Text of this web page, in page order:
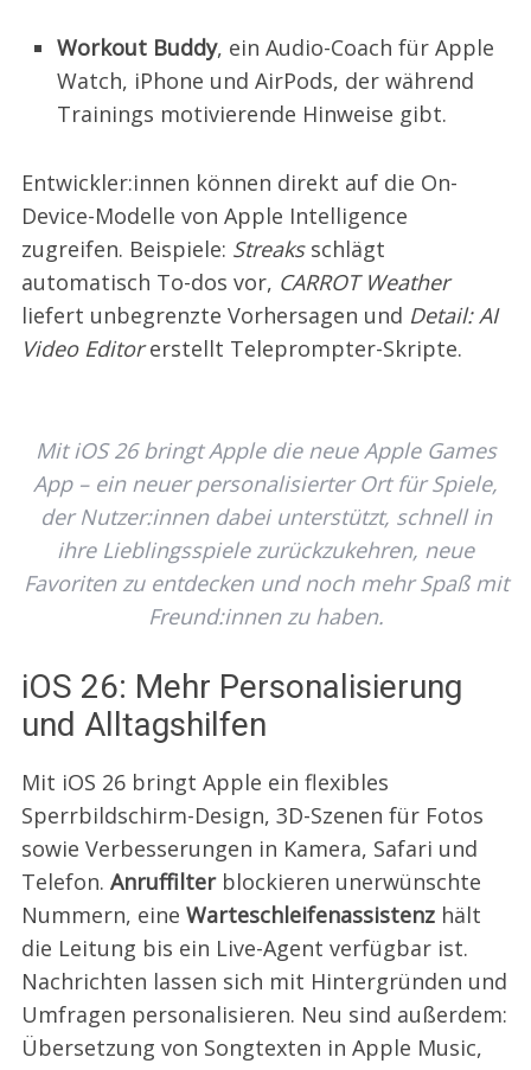
Workout Buddy, ein Audio-Coach für Apple
Watch, iPhone und AirPods, der während
Trainings motivierende Hinweise gibt.
Entwickler:innen können direkt auf die On-
Device-Modelle von Apple Intelligence
zugreifen. Beispiele: Streaksschlägt
automatisch To-dos vor, CARROT Weather
liefert unbegrenzte Vorhersagen und Detail: AI
Video Editorerstellt Teleprompter-Skripte.
Mit iOS 26 bringt Apple die neue Apple Games
App – ein neuer personalisierter Ort für Spiele,
der Nutzer:innen dabei unterstützt, schnell in
ihre Lieblingsspiele zurückzukehren, neue
Favoriten zu entdecken und noch mehr Spaß mit
Freund:innen zu haben.
iOS 26: Mehr Personalisierung
und Alltagshilfen
Mit iOS 26 bringt Apple ein flexibles
Sperrbildschirm-Design, 3D-Szenen für Fotos
sowie Verbesserungen in Kamera, Safari und
Telefon. Anruffilterblockieren unerwünschte
Nummern, eine Warteschleifen­assistenzhält
die Leitung bis ein Live-Agent verfügbar ist.
Nachrichten lassen sich mit Hintergründen und
Umfragen personalisieren. Neu sind außerdem:
Übersetzung von Songtexten in Apple Music,